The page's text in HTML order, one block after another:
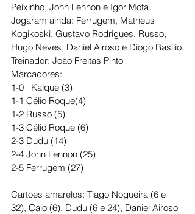
Peixinho, John Lennon e Igor Mota.
Jogaram ainda: Ferrugem, Matheus
Kogikoski, Gustavo Rodrigues, Russo,
Hugo Neves, Daniel Airoso e Diogo Basílio.
Treinador: João Freitas Pinto
Marcadores:
1-0   Kaique (3)
1-1 Célio Roque(4)
1-2 Russo (5)
1-3 Célio Roque (6)
2-3 Dudu (14)
2-4 John Lennon (25)
2-5 Ferrugem (27)
Cartões amarelos: Tiago Nogueira (6 e
32), Caio (6), Dudu (6 e 24), Daniel Airoso